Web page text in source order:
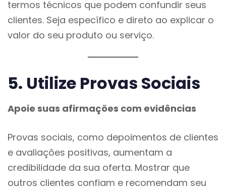
termos técnicos que podem confundir seus
clientes. Seja específico e direto ao explicar o
valor do seu produto ou serviço.
5. Utilize Provas Sociais
Apoie suas afirmações com evidências
Provas sociais, como depoimentos de clientes
e avaliações positivas, aumentam a
credibilidade da sua oferta. Mostrar que
outros clientes confiam e recomendam seu